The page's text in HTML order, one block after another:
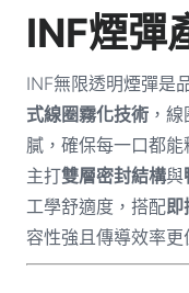
INF煙彈
INF無限透明煙彈是
式線圈霧化技術，線
膩，確保每一口都
主打雙層密封結構與
工學舒適度，搭配即
容性強且傳導效率